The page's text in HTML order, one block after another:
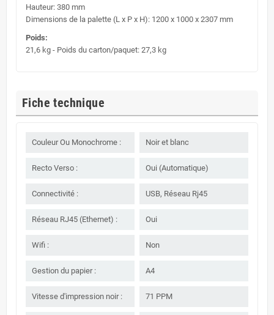
Hauteur: 380 mm
Dimensions de la palette (L x P x H): 1200 x 1000 x 2307 mm
Poids:
21,6 kg - Poids du carton/paquet: 27,3 kg
Fiche technique
Couleur Ou Monochrome : Noir et blanc
Recto Verso : Oui (Automatique)
Connectivité : USB, Réseau Rj45
Réseau RJ45 (Ethernet) : Oui
Wifi : Non
Gestion du papier : A4
Vitesse d'impression noir : 71 PPM